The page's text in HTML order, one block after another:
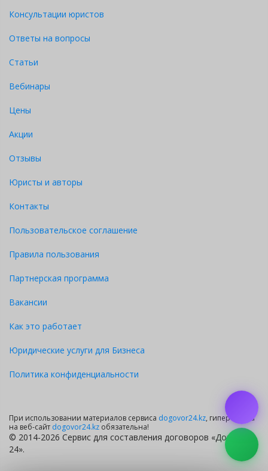
Консультации юристов
Ответы на вопросы
Статьи
Вебинары
Цены
Акции
Отзывы
Юристы и авторы
Контакты
Пользовательское соглашение
Правила пользования
Партнерская программа
Вакансии
Как это работает
Юридические услуги для Бизнеса
Политика конфиденциальности
При использовании материалов сервиса dogovor24.kz, гиперссылка
на веб-сайт dogovor24.kz обязательна!
© 2014-2026 Сервис для составления договоров «Договор
24».